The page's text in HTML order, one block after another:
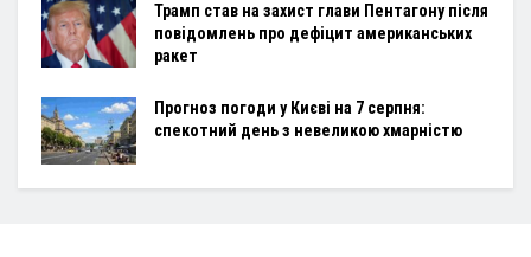
Трамп став на захист глави Пентагону після
повідомлень про дефіцит американських
ракет
Прогноз погоди у Києві на 7 серпня:
спекотний день з невеликою хмарністю